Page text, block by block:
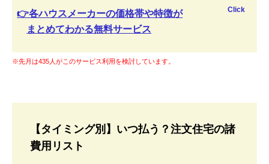
👉各ハウスメーカーの価格帯や特徴が
まとめてわかる無料サービス
Click
※先月は435人がこのサービス利用を検討しています。
【タイミング別】いつ払う？注文住宅の諸
費用リスト